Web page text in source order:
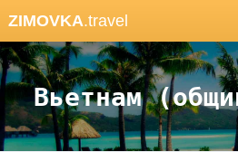
ZIMOVKA.travel
Вьетнам